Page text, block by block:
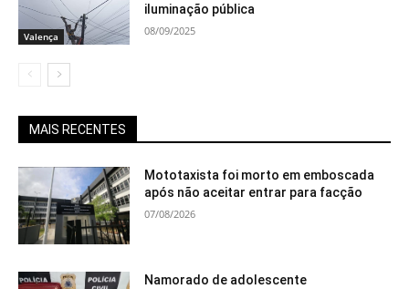
Valença
iluminação pública
08/09/2025
MAIS RECENTES
Mototaxista foi morto em emboscada
após não aceitar entrar para facção
07/08/2026
Namorado de adolescente